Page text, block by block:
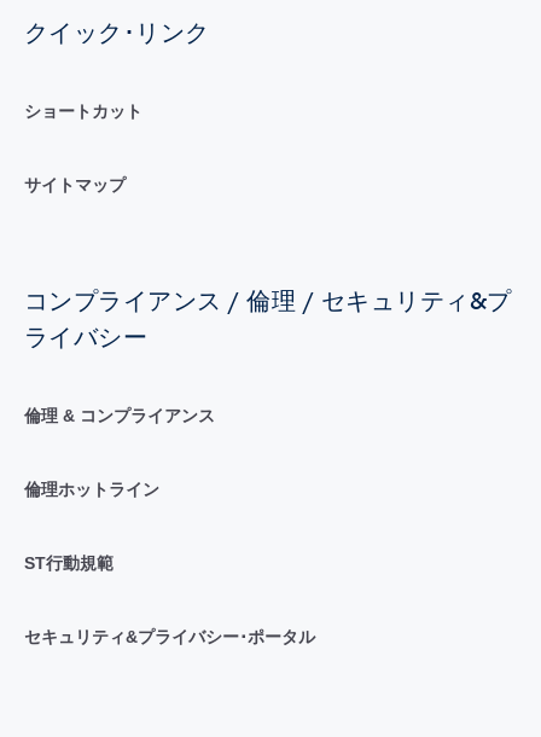
クイック･リンク
ショートカット
サイトマップ
コンプライアンス / 倫理 / セキュリティ&プ
ライバシー
倫理 & コンプライアンス
倫理ホットライン
ST行動規範
セキュリティ&プライバシー･ポータル